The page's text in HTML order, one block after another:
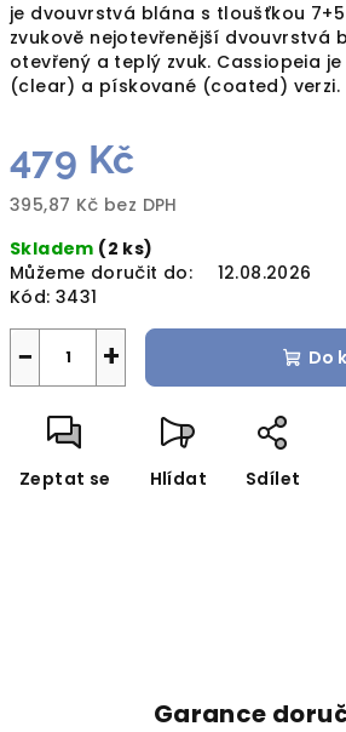
je dvouvrstvá blána s tloušťkou
zvukově nejotevřenější dvouvrstvá
otevřený a teplý zvuk. Cassiopeia
(clear) a pískované (coated) verzi.
479 Kč
395,87 Kč bez DPH
cena:
Skladem (2 ks)
Můžeme doručit do:
12.08.2026
Kód: 3431
+
− Do
Zeptat se Hlídat Sdílet
Garance